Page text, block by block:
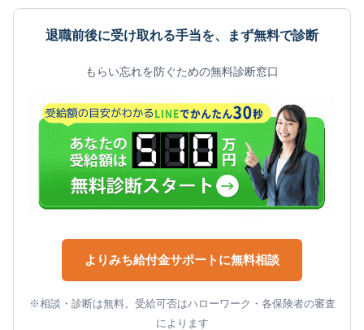
退職前後に受け取れる手当を、まず無料で診断
もらい忘れを防ぐための無料診断窓口
よりみち給付金サポートに無料相談
※相談・診断は無料。受給可否はハローワーク・各保険者の審査
によります